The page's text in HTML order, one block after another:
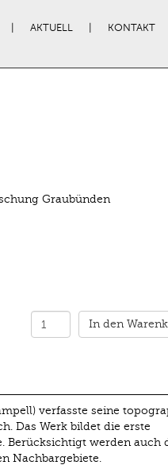
AKTUELL KONTAKT
Graubünden
In den
verfasste seine
Das Werk bildet die erste
Berücksichtigt werden auch
Nachbargebiete.